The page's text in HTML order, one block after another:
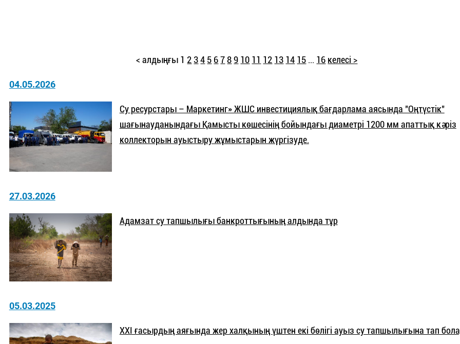
< алдыңғы 1 2 3 4 5 6 7 8 9 10 11 12 13 14 15 ... 16 келесі >
04.05.2026
Су ресурстары – Маркетинг» ЖШС инвестициялық бағдарлама аясында "Оңтүстік"
шағынауданындағы Қамысты көшесінің бойындағы диаметрі 1200 мм апаттық кәріз
коллекторын ауыстыру жұмыстарын жүргізуде.
27.03.2026
Адамзат су тапшылығы банкроттығының алдында тұр
05.03.2025
ХХІ ғасырдың аяғында жер халқының үштен екі бөлігі ауыз су тапшылығына тап